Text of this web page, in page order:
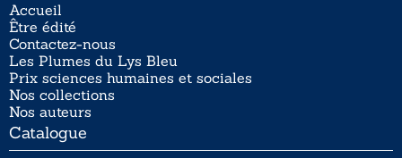
Accueil
Être édité
Contactez-nous
Les Plumes du Lys Bleu
Prix sciences humaines et sociales
Nos collections
Nos auteurs
Catalogue